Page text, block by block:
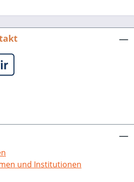
spürten die Yacher die
Von besonderer
und Tagebüchern
Soldaten zu Wort, in
Zeitzeugen ist der Alltag
geworden,
und Institutionen